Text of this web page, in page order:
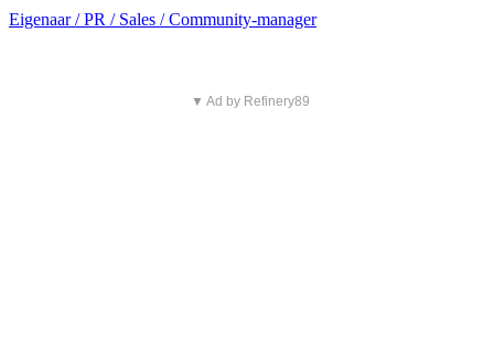
Eigenaar / PR / Sales / Community-manager
▼ Ad by Refinery89